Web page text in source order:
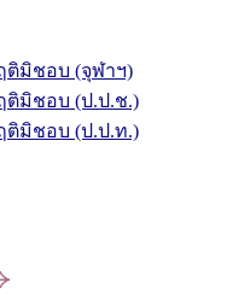
ติมิชอบ (จุฬาฯ)
ติมิชอบ (ป.ป.ช.)
ติมิชอบ (ป.ป.ท.)